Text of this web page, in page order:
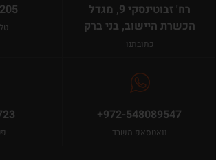
רח' זבוטינסקי 9, מגדל
הכשרת היישוב, בני ברק
כתובתנו
+972-548089547
וואטסאפ משרד